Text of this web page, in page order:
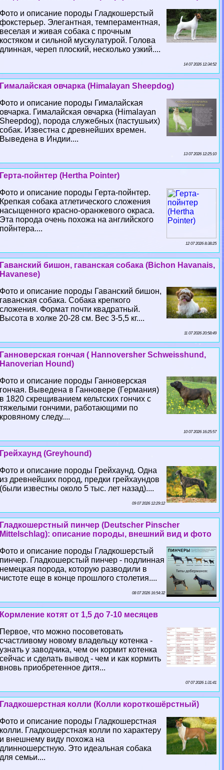
Фото и описание породы Гладкошерстый
фокстерьер. Элегантная, темпераментная,
веселая и живая собака с прочным
костяком и сильной мускулатурой. Голова
длинная, череп плоский, несколько узкий....
14 07 2026 12:34:52
Гималайская овчарка (Himalayan Sheepdog)
Фото и описание породы Гималайская
овчарка. Гималайская овчарка (Himalayan
Sheepdog), порода служебных (пастушьих)
собак. Известна с древнейших времен.
Выведена в Индии....
13 07 2026 12:25:10
Герта-пойнтер (Hertha Pointer)
Фото и описание породы Герта-пойнтер.
Крепкая собака атлетического сложения
насыщенного красно-оранжевого окраса.
Эта порода очень похожа на английского
пойнтера....
12 07 2026 8:38:25
Гаванский бишон, гаванская собака (Bichon Havanais,
Havanese)
Фото и описание породы Гаванский бишон,
гаванская собака. Собака крепкого
сложения. Формат почти квадратный.
Высота в холке 20-28 см. Вес 3-5,5 кг....
11 07 2026 20:58:49
Ганноверская гончая ( Hannoversher Schweisshund,
Hanoverian Hound)
Фото и описание породы Ганноверская
гончая. Выведена в Ганновере (Германия)
в 1820 скрещиванием кельтских гончих с
тяжелыми гончими, работающими по
кровяному следу....
10 07 2026 16:25:57
Грейхаунд (Greyhound)
Фото и описание породы Грейхаунд. Одна
из древнейших пород, предки грейхаундов
(были известны около 5 тыс. лет назад)....
09 07 2026 12:29:12
Гладкошерстный пинчер (Deutscher Pinscher
Mittelschlag): описание породы, внешний вид и фото
Фото и описание породы Гладкошерстый
пинчер. Гладкошерстый пинчер - подлинная
немецкая порода, которую разводили в
чистоте еще в конце прошлого столетия....
08 07 2026 16:54:32
Кормление котят от 1,5 до 7-10 месяцев
Первое, что можно посоветовать
счастливому новому владельцу котенка -
узнать у заводчика, чем он кормит котенка
сейчас и сделать вывод - чем и как кормить
вновь приобретенное дитя...
07 07 2026 1:31:41
Гладкошерстная колли (Колли короткошёрстный)
Фото и описание породы Гладкошерстная
колли. Гладкошерстная колли по хаpaктеру
и внешнему виду похожа на
длинношерстную. Это идеальная собака
для семьи....